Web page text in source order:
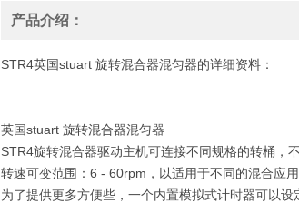
产品介绍：
STR4英国stuart 旋转混合器混匀器的详细资料：
英国stuart 旋转混合器混匀器
STR4旋转混合器驱动主机可连接不同规格的转桶，
转速可变范围：6 - 60rpm，以适用于不同的混合应用
为了提供更多方便些，一个内置模拟式计时器可以